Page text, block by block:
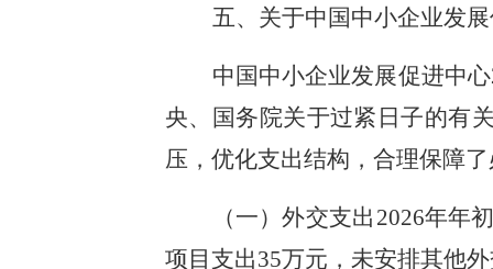
五、关于中国中小企业发
中国中小企业发展促进中
央、国务院关于过紧日子的有
压，优化支出结构，合理保障
（一）外交支出2026年年
项目支出35万元，未安排其他